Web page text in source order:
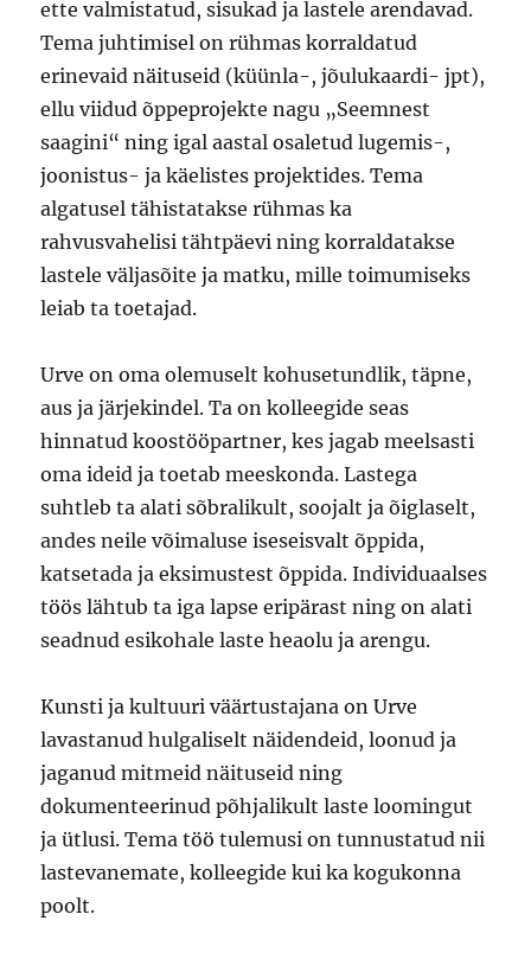
ette valmistatud, sisukad ja lastele arendavad.
Tema juhtimisel on rühmas korraldatud
erinevaid näituseid (küünla-, jõulukaardi- jpt),
ellu viidud õppeprojekte nagu „Seemnest
saagini“ ning igal aastal osaletud lugemis-,
joonistus- ja käelistes projektides. Tema
algatusel tähistatakse rühmas ka
rahvusvahelisi tähtpäevi ning korraldatakse
lastele väljasõite ja matku, mille toimumiseks
leiab ta toetajad.
Urve on oma olemuselt kohusetundlik, täpne,
aus ja järjekindel. Ta on kolleegide seas
hinnatud koostööpartner, kes jagab meelsasti
oma ideid ja toetab meeskonda. Lastega
suhtleb ta alati sõbralikult, soojalt ja õiglaselt,
andes neile võimaluse iseseisvalt õppida,
katsetada ja eksimustest õppida. Individuaalses
töös lähtub ta iga lapse eripärast ning on alati
seadnud esikohale laste heaolu ja arengu.
Kunsti ja kultuuri väärtustajana on Urve
lavastanud hulgaliselt näidendeid, loonud ja
jaganud mitmeid näituseid ning
dokumenteerinud põhjalikult laste loomingut
ja ütlusi. Tema töö tulemusi on tunnustatud nii
lastevanemate, kolleegide kui ka kogukonna
poolt.